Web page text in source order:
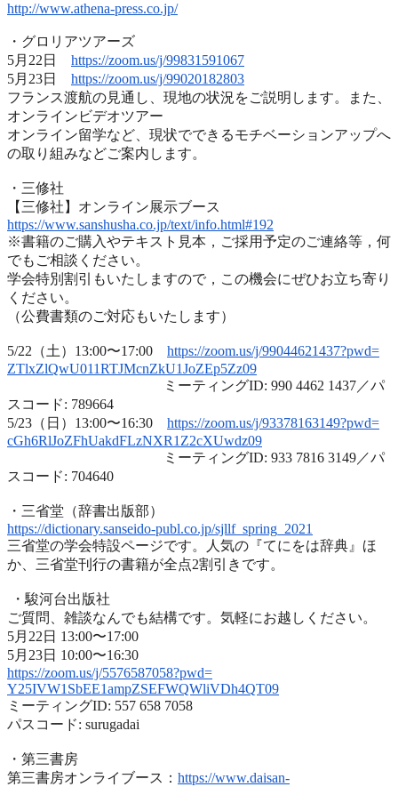
http://www.athena-press.co.jp/
・グロリアツアーズ
5月22日 https://zoom.us/j/99831591067
5月23日 https://zoom.us/j/99020182803
フランス渡航の見通し、現地の状況をご説明します。また、
オンラインビデオツアー
オンライン留学など、 現状でできるモチベーションアップへ
の取り組みなどご案内します。
・三修社
【三修社】オンライン展示ブース
https://www.sanshusha.co.jp/text/info.html#192
※書籍のご購入やテキスト見本，ご採用予定のご連絡等， 何
でもご相談ください。
学会特別割引もいたしますので， この機会にぜひお立ち寄り
ください。
（公費書類のご対応もいたします）
5/22（土）13:00〜17:00 https://zoom.us/j/99044621437?pwd=
ZTlxZlQwU011RTJMcnZkU1JoZEp5Zz09
ミーティングID: 990 4462 1437／パ
スコード: 789664
5/23（日）13:00〜16:30 https://zoom.us/j/93378163149?pwd=
cGh6RlJoZFhUakdFLzNXR1Z2cXUwdz09
ミーティングID: 933 7816 3149／パ
スコード: 704640
・三省堂（辞書出版部）
https://dictionary.sanseido-publ.co.jp/sjllf_spring_2021
三省堂の学会特設ページです。人気の『てにをは辞典』ほ
か、 三省堂刊行の書籍が全点2割引きです。
・駿河台出版社
ご質問、雑談なんでも結構です。気軽にお越しください。
5月22日 13:00〜17:00
5月23日 10:00〜16:30
https://zoom.us/j/5576587058?pwd=
Y25IVW1SbEE1ampZSEFWQWliVDh4QT09
ミーティングID: 557 658 7058
パスコード: surugadai
・第三書房
第三書房オンライブース： https://www.daisan-